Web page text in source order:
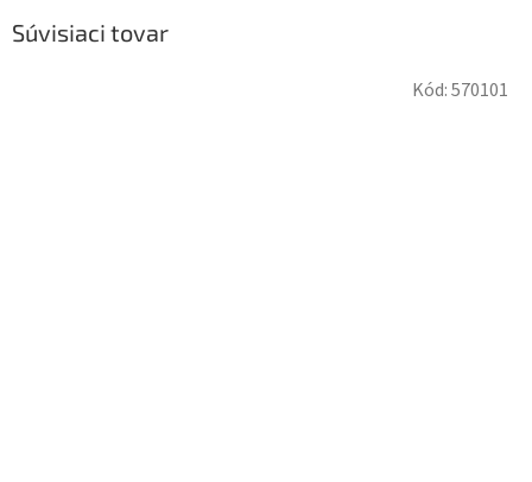
Súvisiaci tovar
Kód:570101